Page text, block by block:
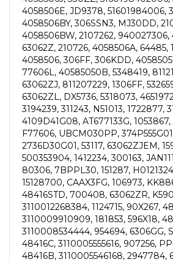
4058506E, JD9378, 51601984006,
4058506BY, 306SSN3, MJ30DD,
4058506BW, 2107262, 940027306,
63062Z, 210726, 4058506A, 64485,
4058506, 306FF, 306KDD,
77606L, 40585050B, 5348419,
63062ZJ, 811207229, 1306FF,
63062ZL, DX5736, 5318073,
3194239, 311243, N51013, 1722877,
4109D41G08, AT677133G,
F77606, UBCM030PP,
2736D30G01, 53117, 63062ZJEM,
500353904, 1412234, 300163,
80306, 7BPPL30, 151287,
15128700, CAAX3FG, 106973,
48416STD, 700408, 63062ZR,
3110012268384, 1124715, 90X267,
3110009910909, 181853, 596X18,
3110008534444, 954694, 6306GG,
48416C, 3110005555616, 907256,
48416B, 3110005546168, 2947784,